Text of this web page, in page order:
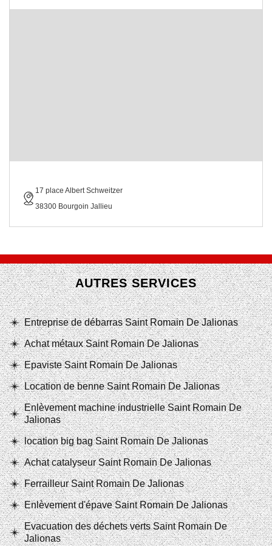
17 place Albert Schweitzer
38300 Bourgoin Jallieu
AUTRES SERVICES
Entreprise de débarras Saint Romain De Jalionas
Achat métaux Saint Romain De Jalionas
Epaviste Saint Romain De Jalionas
Location de benne Saint Romain De Jalionas
Enlèvement machine industrielle Saint Romain De
Jalionas
location big bag Saint Romain De Jalionas
Achat catalyseur Saint Romain De Jalionas
Ferrailleur Saint Romain De Jalionas
Enlèvement d'épave Saint Romain De Jalionas
Evacuation des déchets verts Saint Romain De
Jalionas